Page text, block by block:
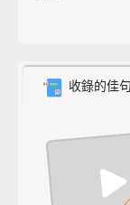
收錄的佳句